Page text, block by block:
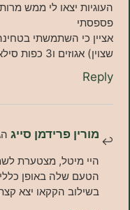
יצאו לי ממש מרות (טעם של
סילאן כפי שרשום.
פרידמן סייג הגיב: 01/
מיטל, מצטערת לשמוע.
שלה באופן כללי נוטה להיות
הקקאו יצא קצת קשוח מדי